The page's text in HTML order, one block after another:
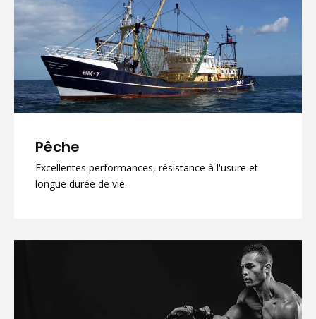
Pêche
Excellentes performances, résistance à l'usure et
longue durée de vie.